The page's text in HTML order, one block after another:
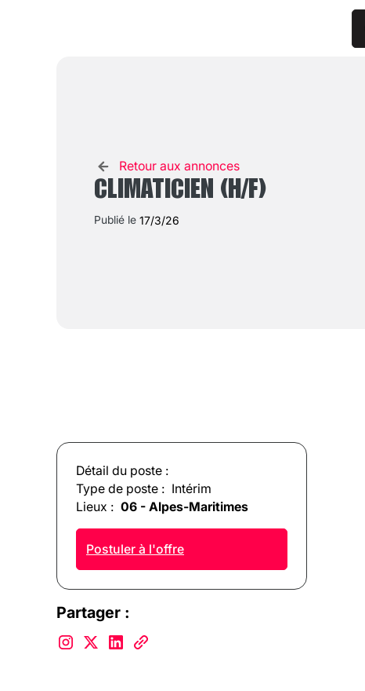
Retour aux annonces
CLIMATICIEN (H/F)
Publié le 17/3/26
Détail du poste :
Type de poste : Intérim
Lieux : 06 - Alpes-Maritimes
Postuler à l'offre
Partager :